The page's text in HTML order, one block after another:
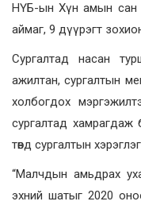
НҮБ-ын Хүн амын сан
аймаг, 9 дүүрэгт
Сургалтад насан
ажилтан, сургалтын
холбогдох
сургалтад
төвд сургалтын
“Малчдын амьдрах
эхний шатыг 2020